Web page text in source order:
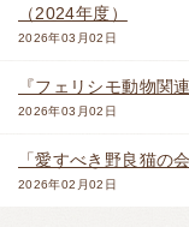
（2024年度）
2026年03月02日
『フェリシモ動物関
2026年03月02日
「愛すべき野良猫の
2026年02月02日